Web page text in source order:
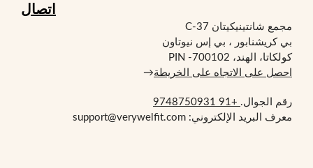
اتصال
مجمع شانتينيكيتان C-37
بي كريشنابور ، بي إس نيوتاون
كولكاتا، الهند، PIN -700102
احصل على الاتجاه على الخريطة→
رقم الجوال. +91 9748750931
معرف البريد الإلكتروني: support@verywelfit.com